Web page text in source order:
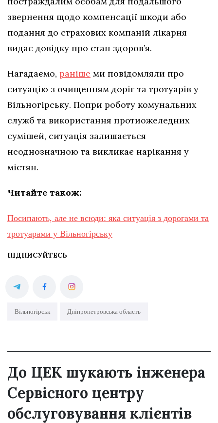
звернення щодо компенсації шкоди або
подання до страхових компаній лікарня
видає довідку про стан здоров’я.
Нагадаємо, раніше ми повідомляли про
ситуацію з очищенням доріг та тротуарів у
Вільногірську. Попри роботу комунальних
служб та використання протиожеледних
сумішей, ситуація залишається
неоднозначною та викликає нарікання у
містян.
Читайте також:
Посипають, але не всюди: яка ситуація з дорогами та
тротуарами у Вільногірську
ПІДПИСУЙТЕСЬ
Вільногірськ Дніпропетровська область
До ЦЕК шукають інженера
Сервісного центру
обслуговування клієнтів